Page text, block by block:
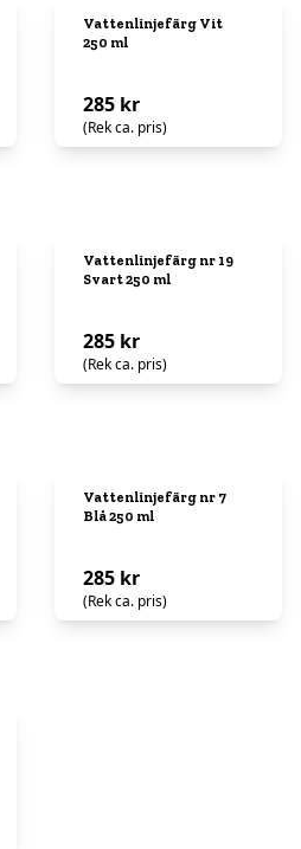
Vattenlinjefärg Vit
250 ml
285 kr
(Rek ca. pris)
Vattenlinjefärg nr 19
Svart 250 ml
285 kr
(Rek ca. pris)
Vattenlinjefärg nr 7
Blå 250 ml
285 kr
(Rek ca. pris)